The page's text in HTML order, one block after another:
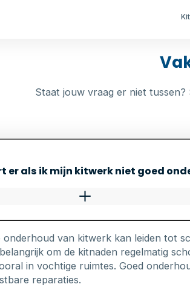
Staat jouw vraag er niet tussen?
er als ik mijn kitwerk niet goed
onderhoud van kitwerk kan leiden tot
om de kitnaden regelmatig
in vochtige ruimtes. Goed
reparaties.